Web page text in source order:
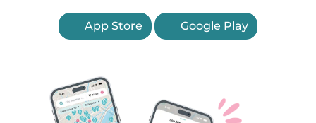
App Store Google Play